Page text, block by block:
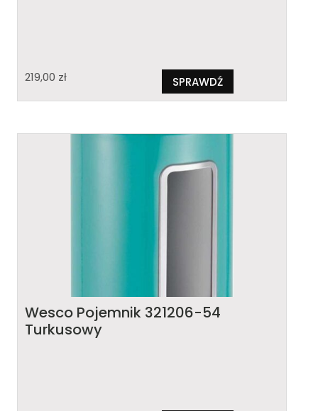
219,00 zł SPRAWDŹ
Wesco Pojemnik 321206-54
Turkusowy